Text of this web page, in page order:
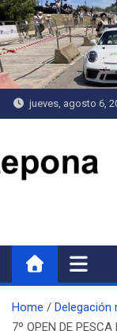
Saltar
al
contenido
jueves, agosto 6,
Home
Delegación
7º OPEN DE